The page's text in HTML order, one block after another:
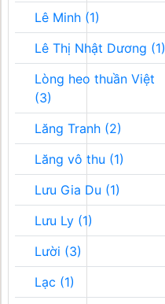
Lê Minh (1)
Lê Thị Nhật Dương (1)
Lòng heo thuần Việt
(3)
Lăng Tranh (2)
Lăng vô thu (1)
Lưu Gia Du (1)
Lưu Ly (1)
Lười (3)
Lạc (1)